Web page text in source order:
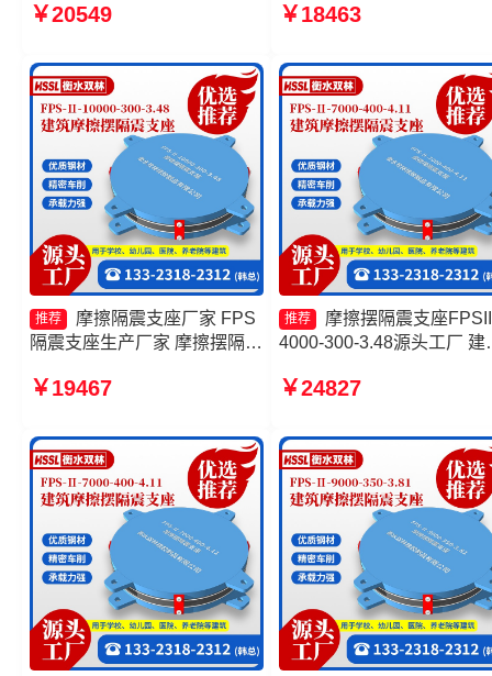
摆隔震支座FPSII-10000-300-
厂家
￥20549
4.11 摩擦摆建筑隔震支座
￥18463
推荐
摩擦隔震支座厂家 FPS
隔震支座生产厂家 摩擦摆隔震
擦摆隔震支座FPSII-4000-
￥19467
推荐
摩擦摆隔震支座
4000-300-3.48源头工厂 建
座生产厂家 摩擦摆隔震支
￥24827